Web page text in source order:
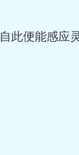
便能感应